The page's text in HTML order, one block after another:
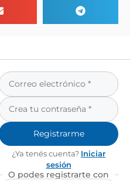
Registrarme
¿Ya tenés cuenta? Iniciar
sesión
O podes registrarte con